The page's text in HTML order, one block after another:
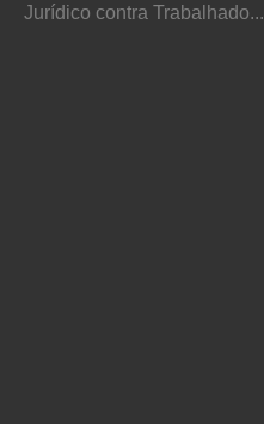
Jurídico contra Trabalhado...